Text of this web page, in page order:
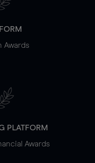
Awards
PLATFORM
Awards